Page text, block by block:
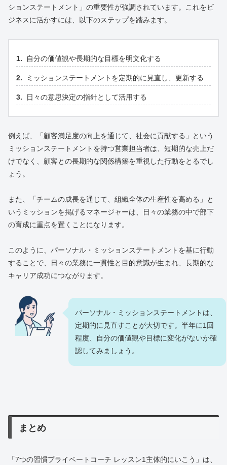
ションステートメント」の重要性が強調されています。これをビ
ジネスに活かすには、以下のステップを踏みます。
自分の価値観や長期的な目標を明文化する
ミッションステートメントを定期的に見直し、更新する
日々の意思決定の指針として活用する
例えば、「顧客満足度の向上を通じて、社会に貢献する」という
ミッションステートメントを持つ営業担当者は、短期的な売上だ
けでなく、顧客との長期的な関係構築を重視した行動をとるでし
ょう。
また、「チームの成長を通じて、組織全体の生産性を高める」と
いうミッションを掲げるマネージャーは、日々の業務の中で部下
の育成に重点を置くことになります。
このように、パーソナル・ミッションステートメントを基に行動
することで、日々の業務に一貫性と目的意識が生まれ、長期的な
キャリア成功につながります。
パーソナル・ミッションステートメントは、
定期的に見直すことが大切です。半年に1回
程度、自分の価値観や目標に変化がないか確
認してみましょう。
まとめ
「7つの習慣プライベートコーチ レッスン1主体的にいこう」は、